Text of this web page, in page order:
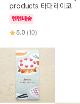
products 타다 레이코
텐텐배송
5.0 (10)